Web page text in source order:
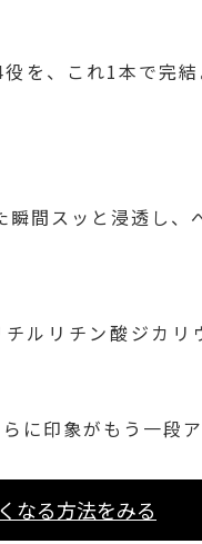
を、これ1本で完
間スッと浸透し、
ルリチン酸ジカリ
に印象がもう一段
なる方法をみる